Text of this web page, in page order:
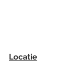
Locatie